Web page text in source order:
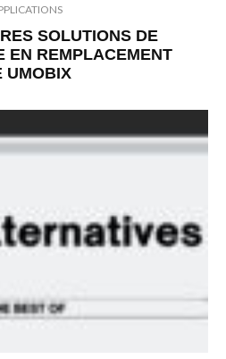
SOLUTIONS DE
EN REMPLACEMENT
UMOBIX